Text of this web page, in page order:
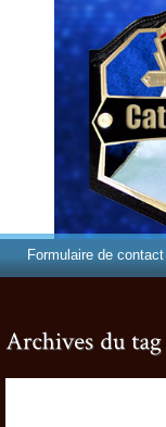
Formulaire de contact